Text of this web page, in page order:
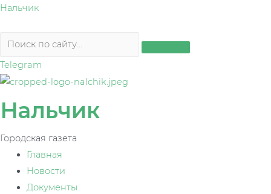
Перейти
содержимому
Нальчик
Telegram
Нальчик
Городская газета
Главная
Новости
Документы